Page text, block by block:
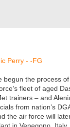
Perry - -FG
begun the process
fleet of aged
trainers – and
from nation’s
the air force will